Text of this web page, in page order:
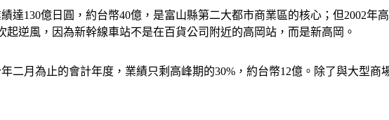
達130億日圓，約台幣40億，是富山縣第二大都市商業區的核心；但2002
逆風，因為新幹線車站不是在百貨公司附近的高岡站，而是新高岡。
二月為止的會計年度，業績只剩高峰期的30%，約台幣12億。除了與大型